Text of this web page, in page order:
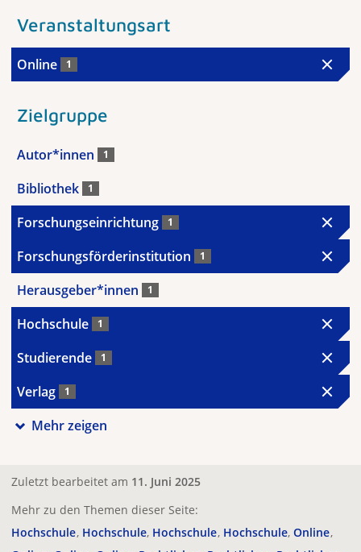
Veranstaltungsart
Online 1
Zielgruppe
Autor*innen 1
Bibliothek 1
Forschungseinrichtung 1
Forschungsförderinstitution 1
Herausgeber*innen 1
Hochschule 1
Studierende 1
Verlag 1
Mehr zeigen
Zuletzt bearbeitet am 11. Juni 2025
Mehr zu den Themen dieser Seite:
Hochschule Hochschule Hochschule Hochschule Online